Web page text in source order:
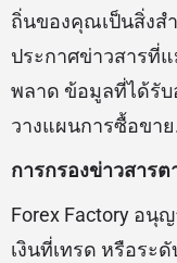
ถิ่นของคุณเป็นสิ่งส
ประกาศข่าวสารที่
พลาด ข้อมูลที่ได้รับ
วางแผนการซื้อขา
การกรองข่าวสาร
Forex Factory อ
เงินที่เทรด หรือระ